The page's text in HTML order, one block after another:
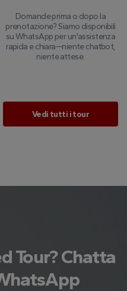
Domande prima o dopo la
prenotazione? Siamo disponibili
su WhatsApp per un'assistenza
rapida e chiara—niente chatbot,
niente attese.
Vedi tutti i tour
Tour? Chatta